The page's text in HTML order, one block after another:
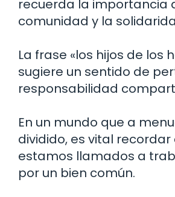
recuerda la importancia
comunidad y la
La frase «los hijos de los
sugiere un sentido de
responsabilidad
En un mundo que a
dividido, es vital recordar
estamos llamados a
por un bien común.